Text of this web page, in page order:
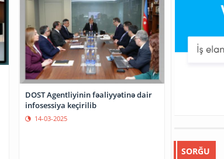
DOST Agentliyinin fəaliyyətinə dair
infosessiya keçirilib
14-03-2025
SORĞU